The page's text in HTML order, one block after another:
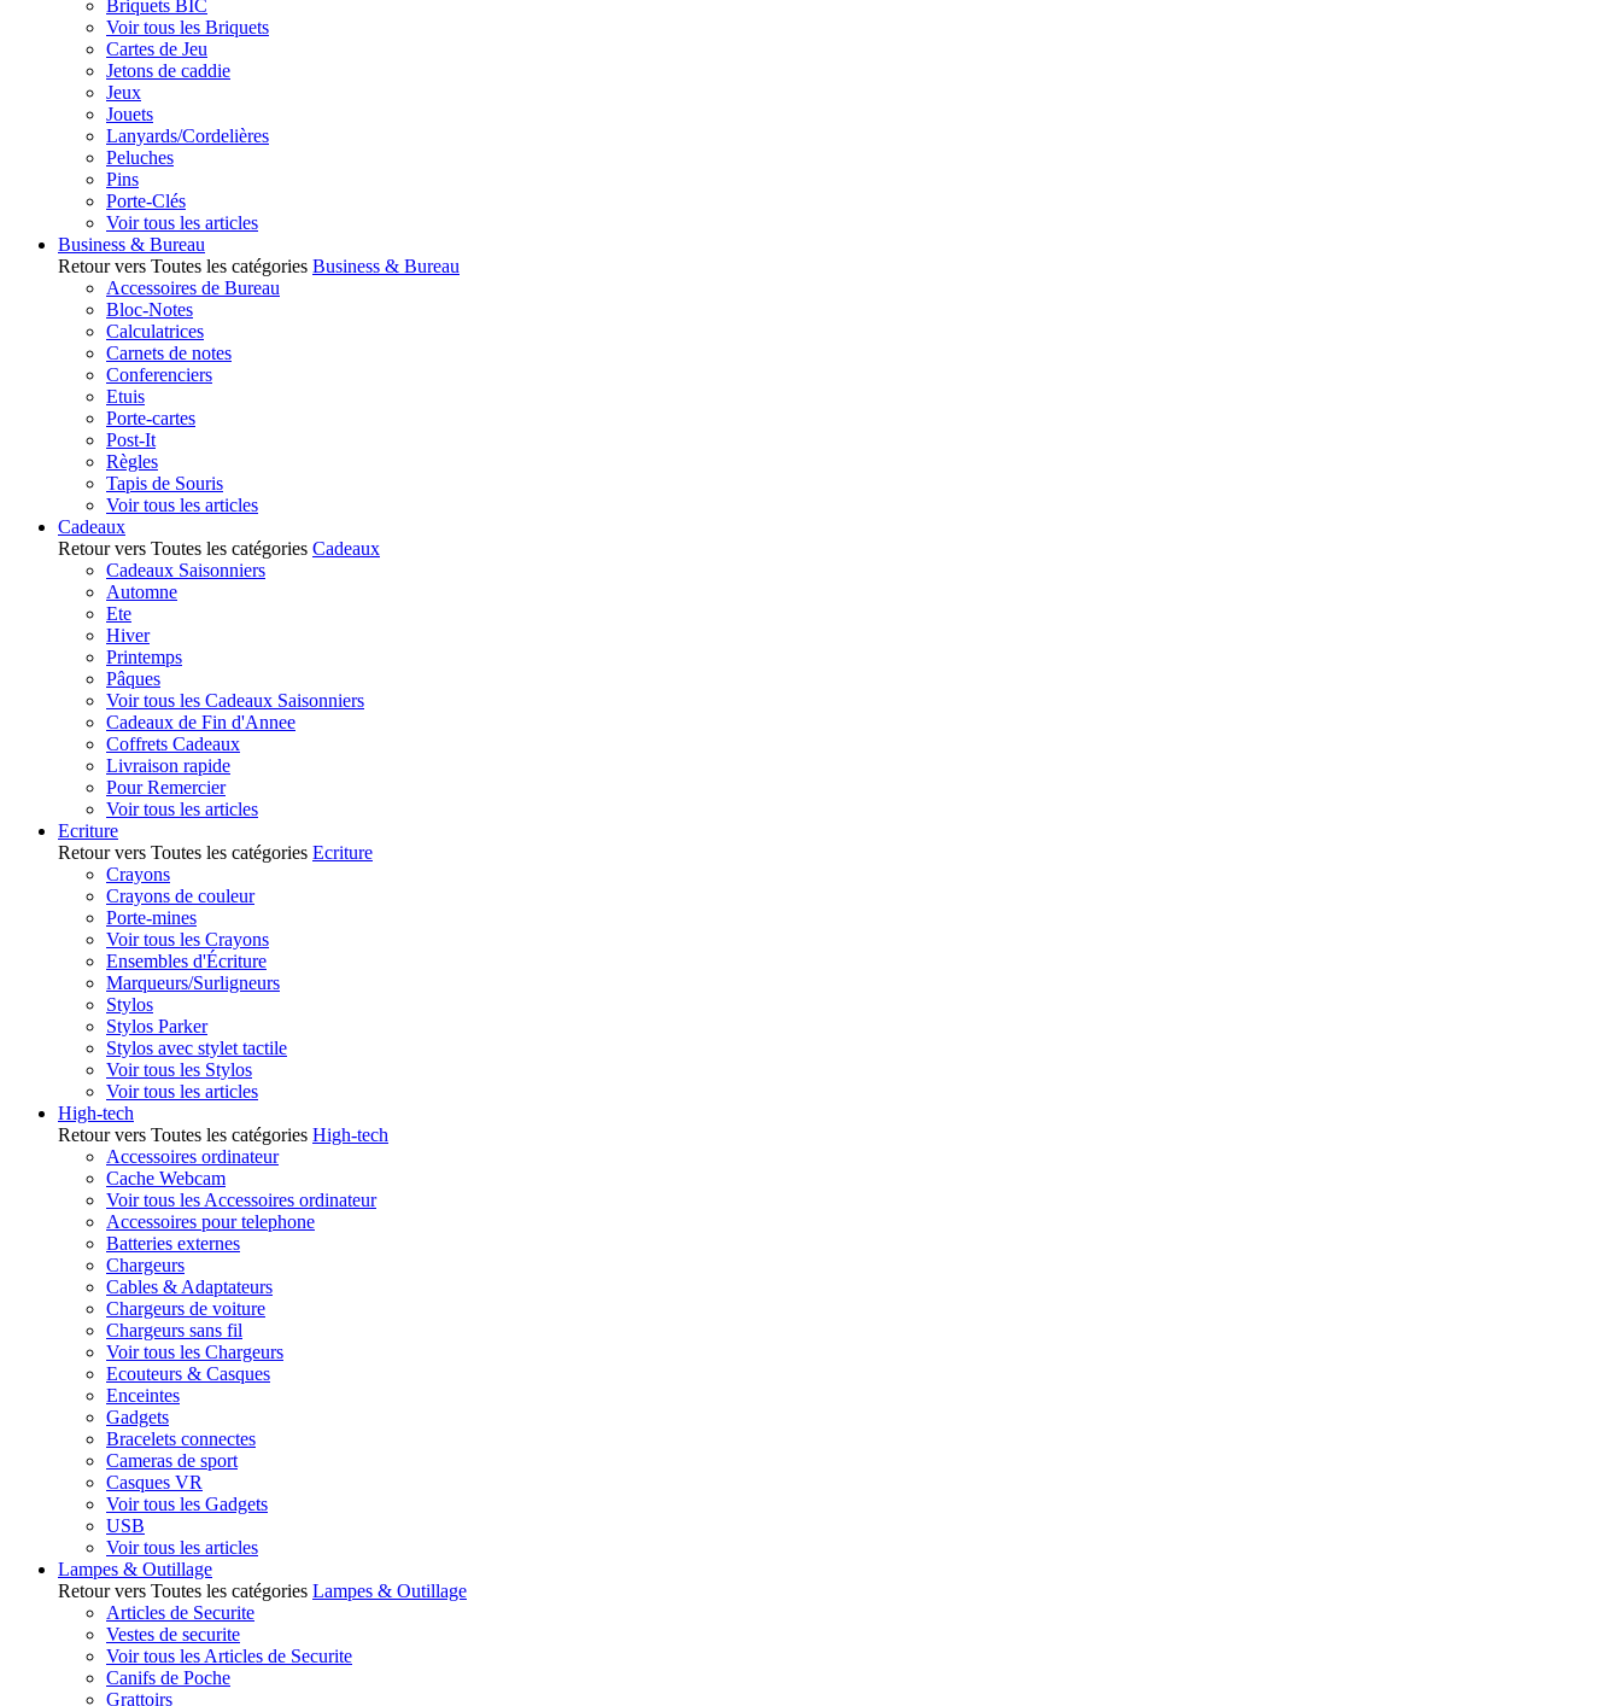
Briquets BIC
Voir tous les Briquets
Cartes de Jeu
Jetons de caddie
Jeux
Jouets
Lanyards/Cordelières
Peluches
Pins
Porte-Clés
Voir tous les articles
Business & Bureau
Retour vers Toutes les catégories Business & Bureau
Accessoires de Bureau
Bloc-Notes
Calculatrices
Carnets de notes
Conferenciers
Etuis
Porte-cartes
Post-It
Règles
Tapis de Souris
Voir tous les articles
Cadeaux
Retour vers Toutes les catégories Cadeaux
Cadeaux Saisonniers
Automne
Ete
Hiver
Printemps
Pâques
Voir tous les Cadeaux Saisonniers
Cadeaux de Fin d'Annee
Coffrets Cadeaux
Livraison rapide
Pour Remercier
Voir tous les articles
Ecriture
Retour vers Toutes les catégories Ecriture
Crayons
Crayons de couleur
Porte-mines
Voir tous les Crayons
Ensembles d'Écriture
Marqueurs/Surligneurs
Stylos
Stylos Parker
Stylos avec stylet tactile
Voir tous les Stylos
Voir tous les articles
High-tech
Retour vers Toutes les catégories High-tech
Accessoires ordinateur
Cache Webcam
Voir tous les Accessoires ordinateur
Accessoires pour telephone
Batteries externes
Chargeurs
Cables & Adaptateurs
Chargeurs de voiture
Chargeurs sans fil
Voir tous les Chargeurs
Ecouteurs & Casques
Enceintes
Gadgets
Bracelets connectes
Cameras de sport
Casques VR
Voir tous les Gadgets
USB
Voir tous les articles
Lampes & Outillage
Retour vers Toutes les catégories Lampes & Outillage
Articles de Securite
Vestes de securite
Voir tous les Articles de Securite
Canifs de Poche
Grattoirs